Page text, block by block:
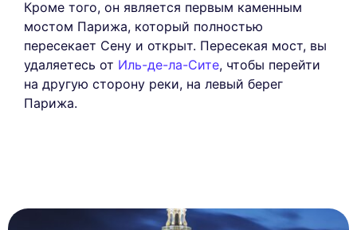
Кроме того, он является первым каменным
мостом Парижа, который полностью
пересекает Сену и открыт. Пересекая мост, вы
удаляетесь от Иль-де-ла-Сите, чтобы перейти
на другую сторону реки, на левый берег
Парижа.